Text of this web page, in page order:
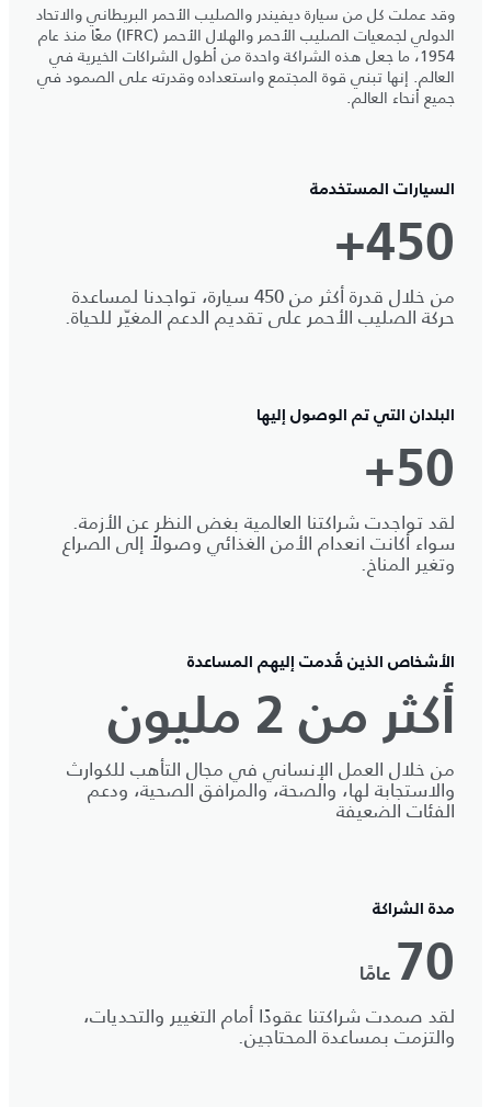
وقد عملت كل من سيارة ديفيندر والصليب الأحمر البريطاني والاتحاد
الدولي لجمعيات الصليب الأحمر والهلال الأحمر (IFRC) معًا منذ عام
1954، ما جعل هذه الشراكة واحدة من أطول الشراكات الخيرية في
العالم. إنها تبني قوة المجتمع واستعداده وقدرته على الصمود في
جميع أنحاء العالم.
السيارات المستخدمة
450+
من خلال قدرة أكثر من 450 سيارة، تواجدنا لمساعدة
حركة الصليب الأحمر على تقديم الدعم المغيّر للحياة.
البلدان التي تم الوصول إليها
50+
لقد تواجدت شراكتنا العالمية بغض النظر عن الأزمة.
سواء أكانت انعدام الأمن الغذائي وصولاً إلى الصراع
وتغير المناخ.
الأشخاص الذين قُدمت إليهم المساعدة
أكثر من 2 مليون
من خلال العمل الإنساني في مجال التأهب للكوارث
والاستجابة لها، والصحة، والمرافق الصحية، ودعم
الفئات الضعيفة
مدة الشراكة
70 عامًا
لقد صمدت شراكتنا عقودًا أمام التغيير والتحديات،
والتزمت بمساعدة المحتاجين.